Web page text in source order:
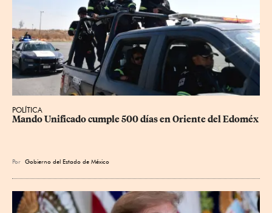
POLÍTICA
Mando Unificado cumple 500 días en Oriente del Edoméx
Por Gobierno del Estado de México